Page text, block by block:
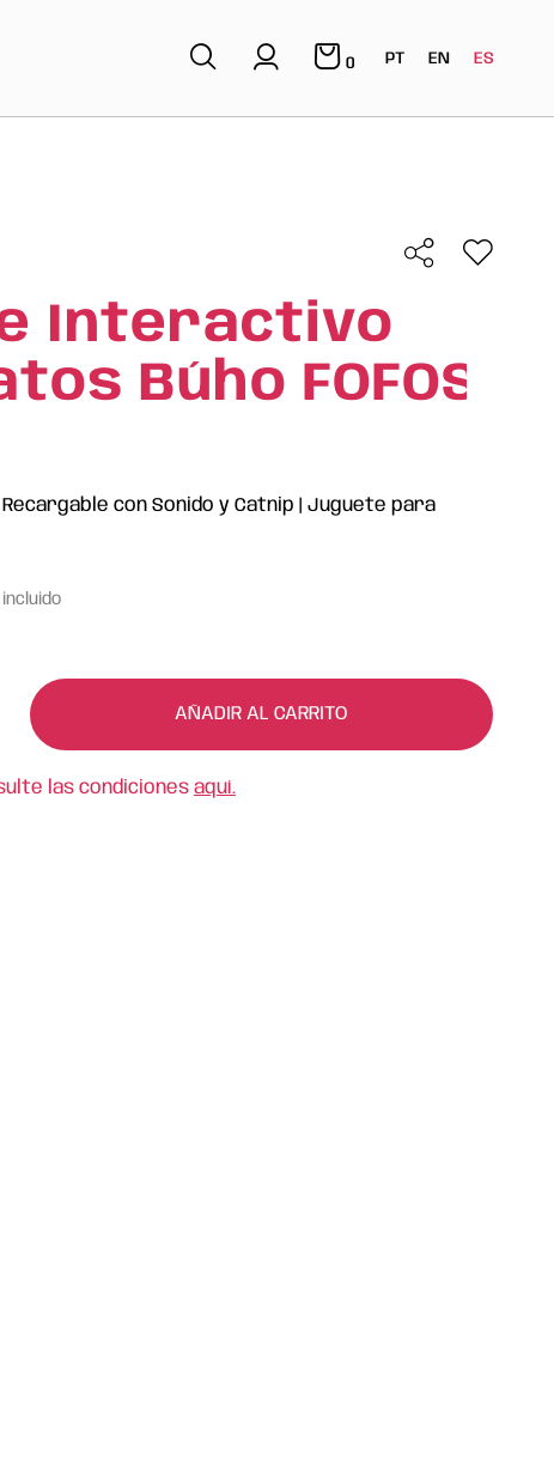
0 PT EN ES
Interactivo
Búho FOFOS
Recargable con Sonido y Catnip | Juguete para
incluido
AÑADIR AL CARRITO
las condiciones aquí.